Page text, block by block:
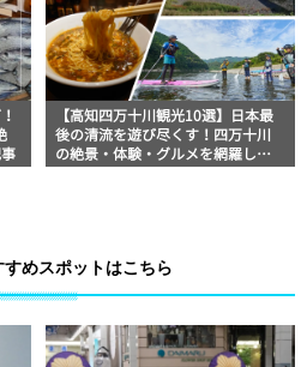
【高知四万十川観光10選】日本最
後の清流を遊び尽くす！四万十川
の絶景・体験・グルメを網羅した
めスポットはこちら